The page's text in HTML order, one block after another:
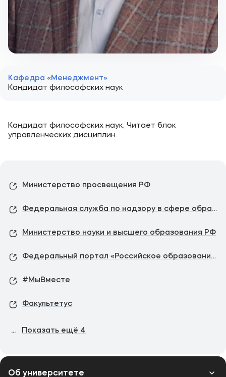
Кафедра «Менеджмент»
Кандидат философских наук
Кандидат философских наук, Читает блок
управленческих дисциплин
Министерство просвещения РФ
Федеральная служба по надзору в сфере образования и науки
Министерство науки и высшего образования РФ
Федеральный портал «Российское образование»
#МыВместе
Факультетус
... Показать ещё 4
Об университете